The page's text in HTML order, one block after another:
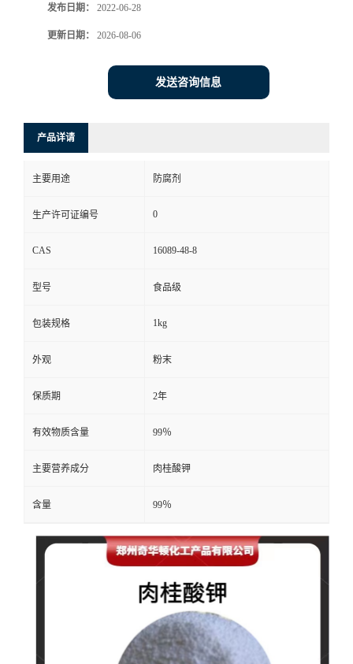
发布日期： 2022-06-28
更新日期： 2026-08-06
发送咨询信息
产品详请
主要用途 防腐剂
生产许可证编号 0
CAS 16089-48-8
型号 食品级
包装规格 1kg
外观 粉末
保质期 2年
有效物质含量 99％
主要营养成分 肉桂酸钾
含量 99％